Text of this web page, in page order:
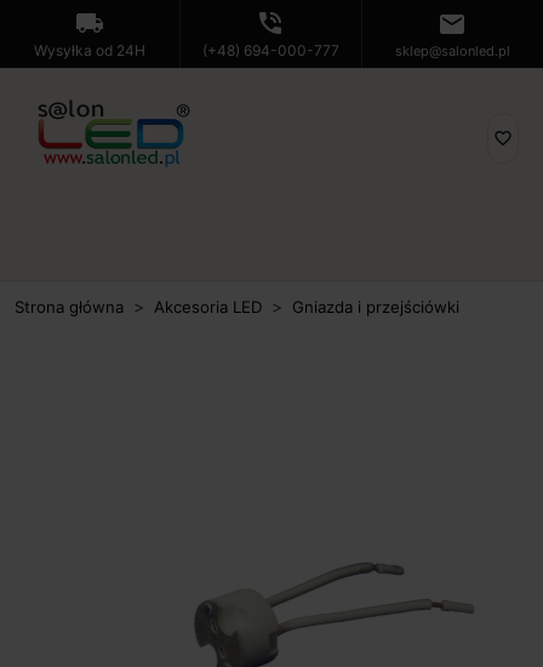
local_shipping
Wysyłka od 24H
phone_in_talk
(+48) 694-000-777
mail
sklep@salonled.pl
favorite_border
Strona główna Akcesoria LED Gniazda i przejściówki